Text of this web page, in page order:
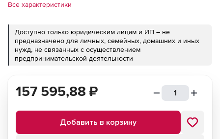
Все характеристики
Доступно только юридическим лицам и ИП – не
предназначено для личных, семейных, домашних и иных
нужд, не связанных с осуществлением
предпринимательской деятельности
157 595,88 ₽
Добавить в корзину